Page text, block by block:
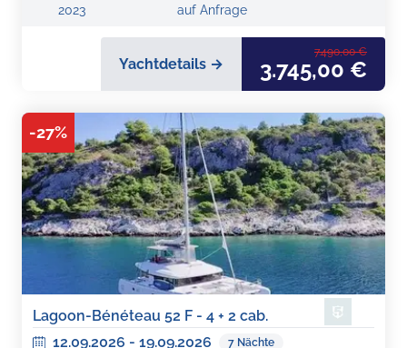
2023
auf Anfrage
Yachtdetails →
7.490,00 €
3.745,00 €
-27%
Lagoon-Bénéteau 52 F - 4 + 2 cab.
12.09.2026 - 19.09.2026 7 Nächte